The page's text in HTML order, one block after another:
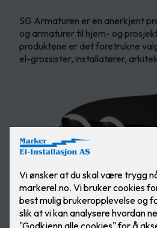
SG Armaturen er en anerkjent
og armaturer til hjem- og
produktene er det foretrukne
el-grossister, installatører,